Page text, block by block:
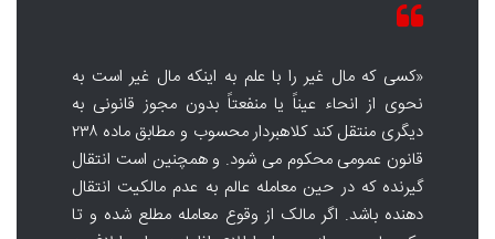
«کسی که مال غیر را با علم به اینکه مال غیر است به
نحوی از انحاء عیناً یا منفعتاً بدون مجوز قانونی به
دیگری منتقل کند کلاهبردار محسوب و مطابق ماده ۲۳۸
قانون عمومی محکوم می شود. و همچنین است انتقال
گیرنده که در حین معامله عالم به عدم مالکیت انتقال
دهنده باشد. اگر مالک از وقوع معامله مطلع شده و تا